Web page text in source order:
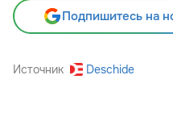
Подпишитесь на
Источник Deschide